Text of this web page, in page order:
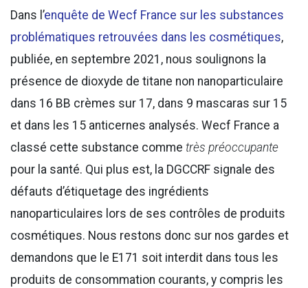
Dans l’enquête de Wecf France sur les substances
problématiques retrouvées dans les cosmétiques,
publiée, en septembre 2021, nous soulignons la
présence de dioxyde de titane non nanoparticulaire
dans 16 BB crèmes sur 17, dans 9 mascaras sur 15
et dans les 15 anticernes analysés. Wecf France a
classé cette substance comme très préoccupante
pour la santé. Qui plus est, la DGCCRF signale des
défauts d’étiquetage des ingrédients
nanoparticulaires lors de ses contrôles de produits
cosmétiques. Nous restons donc sur nos gardes et
demandons que le E171 soit interdit dans tous les
produits de consommation courants, y compris les